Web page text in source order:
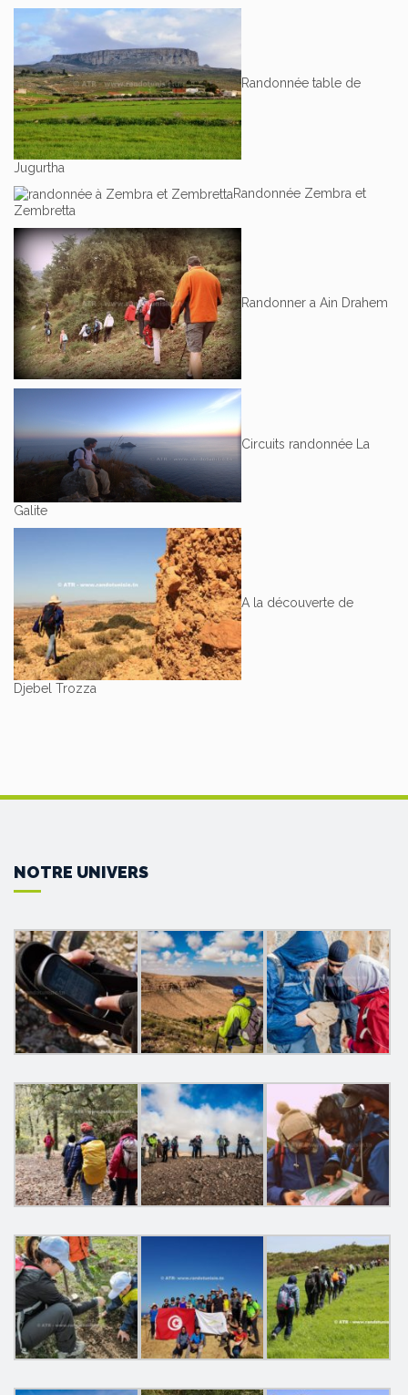
Randonnée table de
Jugurtha
Randonnée Zembra et
Zembretta
Randonner a Ain Drahem
Circuits randonnée La
Galite
A la découverte de
Djebel Trozza
NOTRE UNIVERS